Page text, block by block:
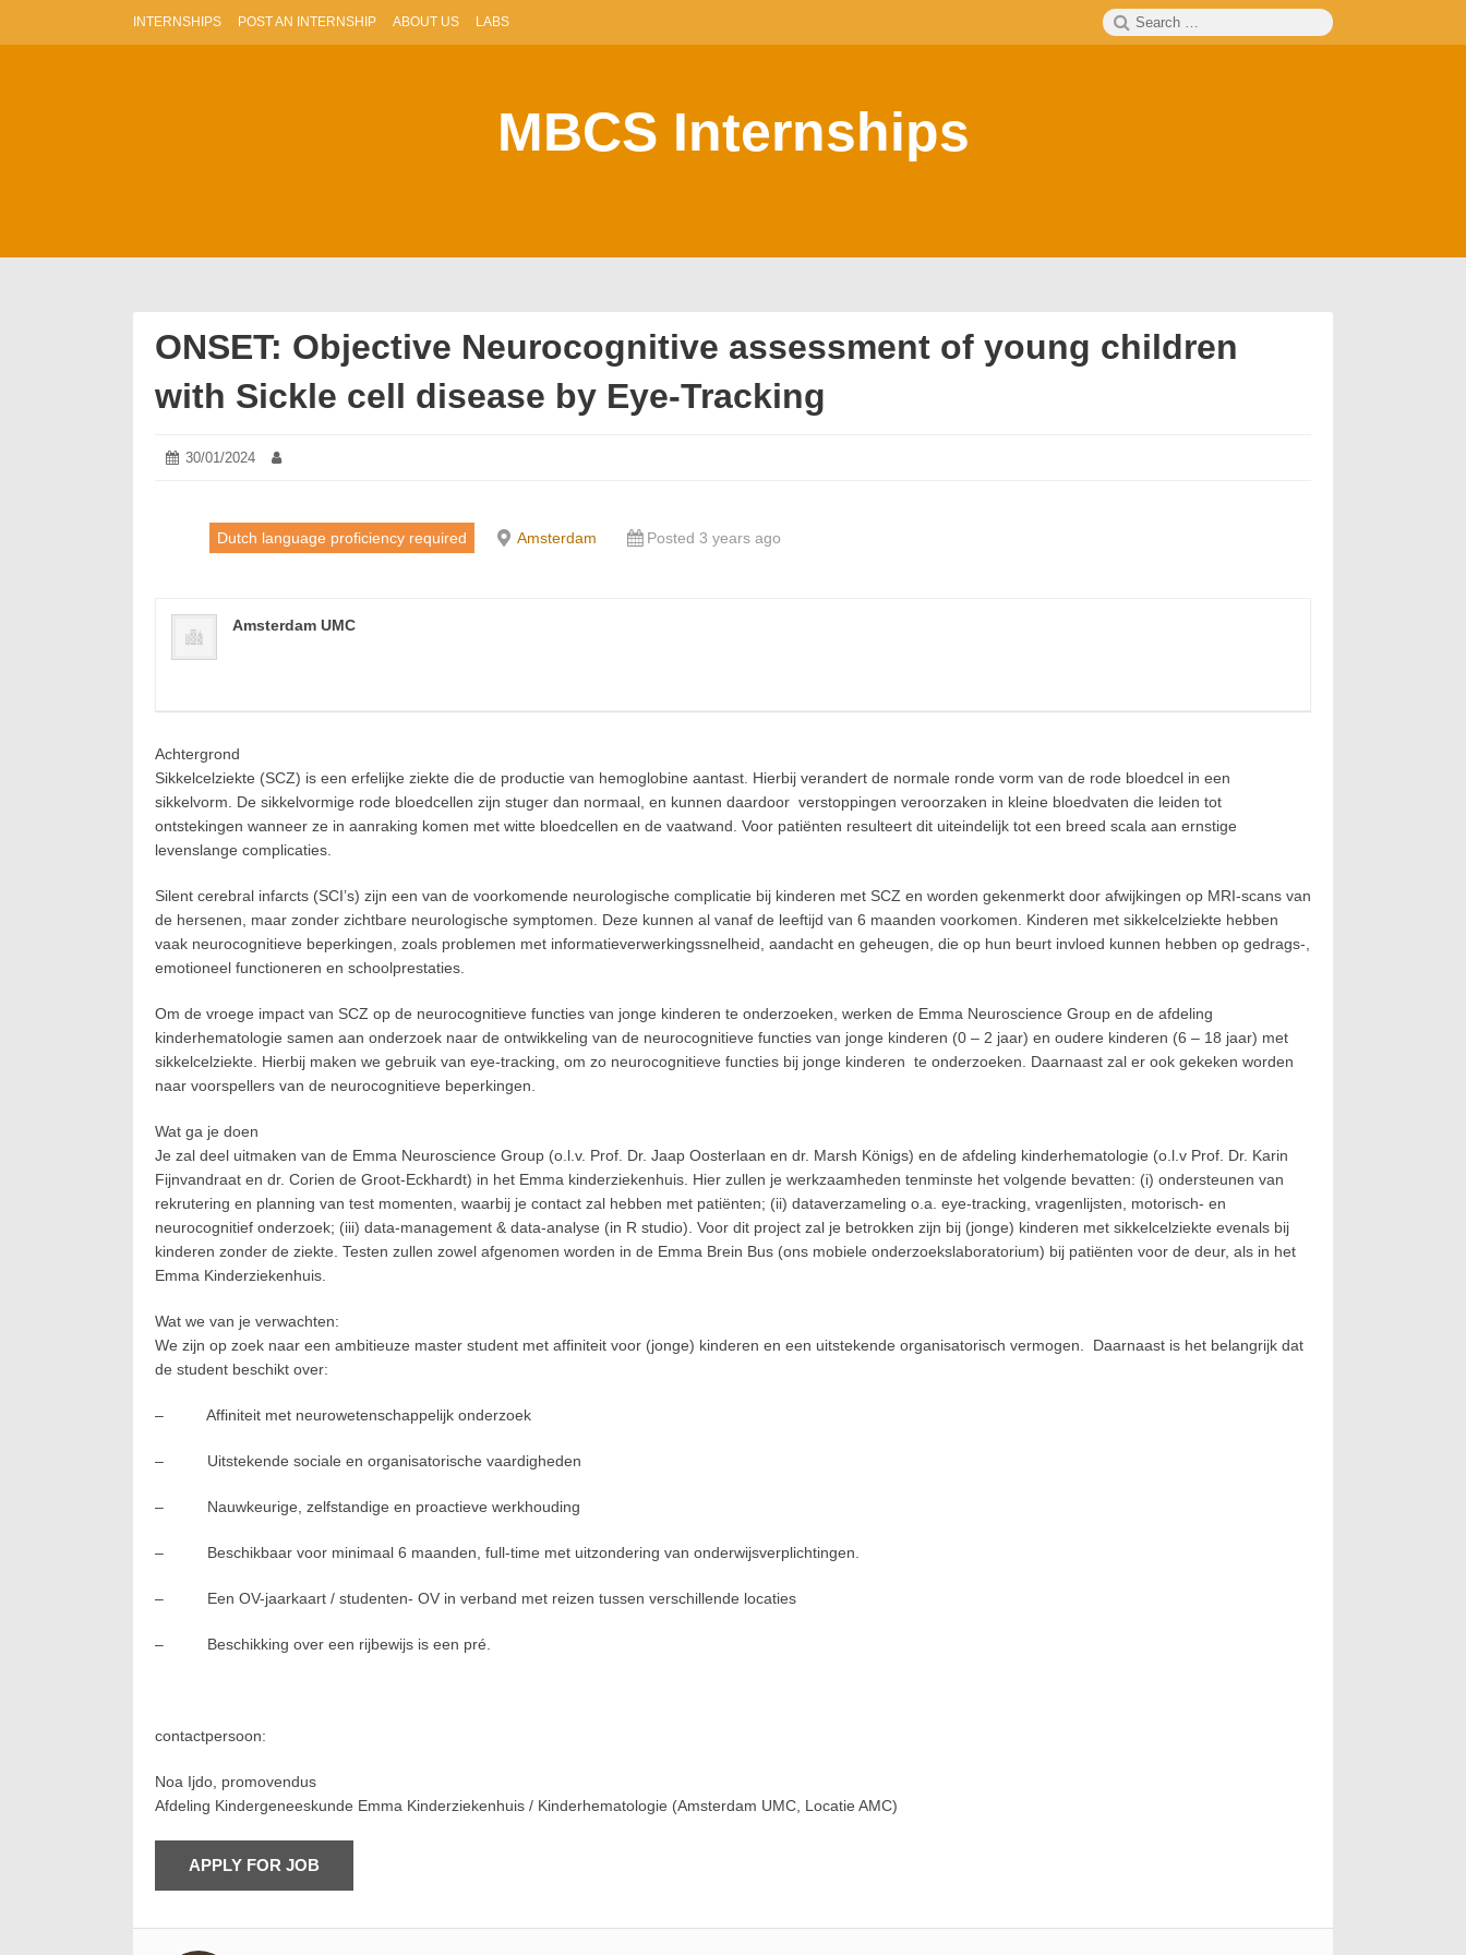
content
INTERNSHIPS POST AN INTERNSHIP ABOUT US LABS
Search
for:
MBCS Internships
ONSET: Objective Neurocognitive assessment of young children
with Sickle cell disease by Eye-Tracking
Posted
30/01/2024 21/03/2024
Dutch language proficiency required Amsterdam Posted 3 years ago
Amsterdam UMC
Achtergrond
Sikkelcelziekte (SCZ) is een erfelijke ziekte die de productie van hemoglobine aantast. Hierbij verandert de normale ronde vorm van de rode bloedcel in een
sikkelvorm. De sikkelvormige rode bloedcellen zijn stuger dan normaal, en kunnen daardoor verstoppingen veroorzaken in kleine bloedvaten die leiden tot
ontstekingen wanneer ze in aanraking komen met witte bloedcellen en de vaatwand. Voor patiënten resulteert dit uiteindelijk tot een breed scala aan ernstige
levenslange complicaties.
Silent cerebral infarcts (SCI’s) zijn een van de voorkomende neurologische complicatie bij kinderen met SCZ en worden gekenmerkt door afwijkingen op MRI-scans van
de hersenen, maar zonder zichtbare neurologische symptomen. Deze kunnen al vanaf de leeftijd van 6 maanden voorkomen. Kinderen met sikkelcelziekte hebben
vaak neurocognitieve beperkingen, zoals problemen met informatieverwerkingssnelheid, aandacht en geheugen, die op hun beurt invloed kunnen hebben op gedrags-,
emotioneel functioneren en schoolprestaties.
Om de vroege impact van SCZ op de neurocognitieve functies van jonge kinderen te onderzoeken, werken de Emma Neuroscience Group en de afdeling
kinderhematologie samen aan onderzoek naar de ontwikkeling van de neurocognitieve functies van jonge kinderen (0 – 2 jaar) en oudere kinderen (6 – 18 jaar) met
sikkelcelziekte. Hierbij maken we gebruik van eye-tracking, om zo neurocognitieve functies bij jonge kinderen te onderzoeken. Daarnaast zal er ook gekeken worden
naar voorspellers van de neurocognitieve beperkingen.
Wat ga je doen
Je zal deel uitmaken van de Emma Neuroscience Group (o.l.v. Prof. Dr. Jaap Oosterlaan en dr. Marsh Königs) en de afdeling kinderhematologie (o.l.v Prof. Dr. Karin
Fijnvandraat en dr. Corien de Groot-Eckhardt) in het Emma kinderziekenhuis. Hier zullen je werkzaamheden tenminste het volgende bevatten: (i) ondersteunen van
rekrutering en planning van test momenten, waarbij je contact zal hebben met patiënten; (ii) dataverzameling o.a. eye-tracking, vragenlijsten, motorisch- en
neurocognitief onderzoek; (iii) data-management & data-analyse (in R studio). Voor dit project zal je betrokken zijn bij (jonge) kinderen met sikkelcelziekte evenals bij
kinderen zonder de ziekte. Testen zullen zowel afgenomen worden in de Emma Brein Bus (ons mobiele onderzoekslaboratorium) bij patiënten voor de deur, als in het
Emma Kinderziekenhuis.
Wat we van je verwachten:
We zijn op zoek naar een ambitieuze master student met affiniteit voor (jonge) kinderen en een uitstekende organisatorisch vermogen. Daarnaast is het belangrijk dat
de student beschikt over:
– Affiniteit met neurowetenschappelijk onderzoek
– Uitstekende sociale en organisatorische vaardigheden
– Nauwkeurige, zelfstandige en proactieve werkhouding
– Beschikbaar voor minimaal 6 maanden, full-time met uitzondering van onderwijsverplichtingen.
– Een OV-jaarkaart / studenten- OV in verband met reizen tussen verschillende locaties
– Beschikking over een rijbewijs is een pré.
contactpersoon:
Noa Ijdo, promovendus
Afdeling Kindergeneeskunde Emma Kinderziekenhuis / Kinderhematologie (Amsterdam UMC, Locatie AMC)